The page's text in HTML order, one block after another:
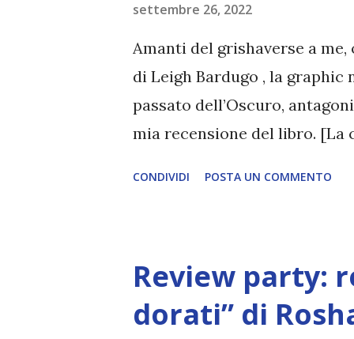
– peccato che qui la
settembre 26, 2022
Amanti del grishaverse a me,
di Leigh Bardugo , la
passato dell’Oscuro,
mia recensione del libro.
un luogo all'altro, con la
proprio un porto sicuro.
CONDIVIDI POSTA UN COMMENTO
Review party:
dorati” di